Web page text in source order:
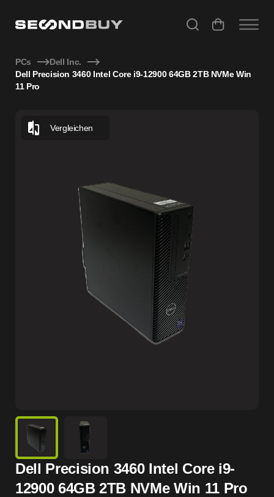
PCs
Dell Inc.
Dell Precision 3460 Intel Core i9-12900 64GB 2TB NVMe Win
11 Pro
Vergleichen
Dell Precision 3460 Intel Core i9-
12900 64GB 2TB NVMe Win 11 Pro